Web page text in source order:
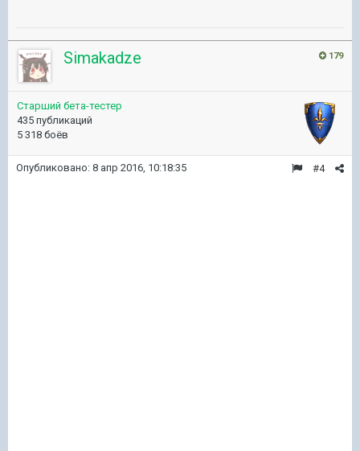
179
Simakadze
Старший бета-тестер
435 публикаций
5 318 боёв
#4
Опубликовано: 8 апр 2016, 10:18:35